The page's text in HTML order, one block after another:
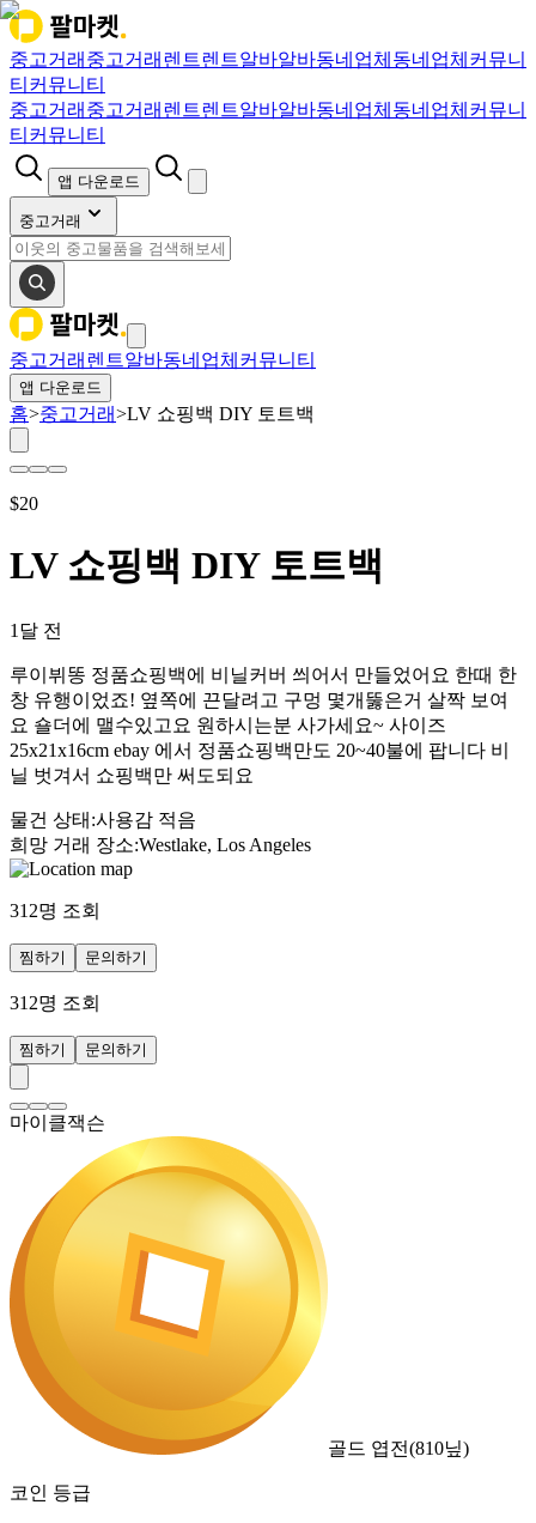
중고거래 중고거래 렌트렌트알바알바동네업체 동네업체 커뮤니
티 커뮤니티
중고거래 중고거래 렌트렌트알바알바동네업체 동네업체 커뮤니
티 커뮤니티
앱 다운로드
중고거래
중고거래 렌트알바동네업체 커뮤니티
앱 다운로드
홈>중고거래>LV 쇼핑백 DIY 토트백
$20
LV 쇼핑백 DIY 토트백
1달 전
루이뷔똥 정품쇼핑백에 비닐커버 씌어서 만들었어요 한때 한
창 유행이었죠! 옆쪽에 끈달려고 구멍 몇개뚫은거 살짝 보여
요 숄더에 맬수있고요 원하시는분 사가세요~ 사이즈
25x21x16cm ebay 에서 정품쇼핑백만도 20~40불에 팝니다 비
닐 벗겨서 쇼핑백만 써도되요
물건 상태 :사용감 적음
희망 거래 장소:Westlake, Los Angeles
312명 조회
찜하기 문의하기
312명 조회
찜하기 문의하기
마이클잭슨
골드 엽전(810닢)
코인 등급